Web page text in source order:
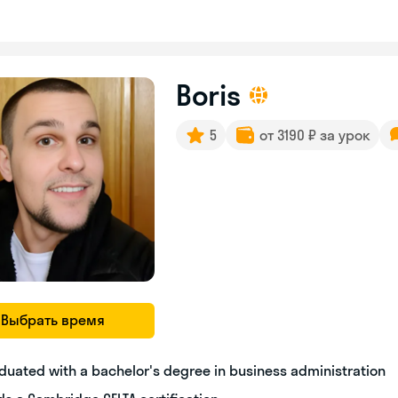
Выбрать время
Boris
5 от 3190 ₽ за урок
with a bachelor's degree in business administration